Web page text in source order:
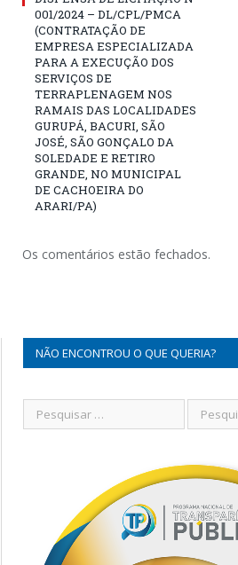
001/2024 – DL/CPL/PMCA
(CONTRATAÇÃO DE
EMPRESA ESPECIALIZADA
PARA A EXECUÇÃO DOS
SERVIÇOS DE
TERRAPLENAGEM NOS
RAMAIS DAS LOCALIDADES
GURUPÁ, BACURI, SÃO
JOSÉ, SÃO GONÇALO DA
SOLEDADE E RETIRO
GRANDE, NO MUNICIPAL
DE CACHOEIRA DO
ARARI/PA)
Os comentários estão fechados.
NÃO ENCONTROU O QUE QUERIA?